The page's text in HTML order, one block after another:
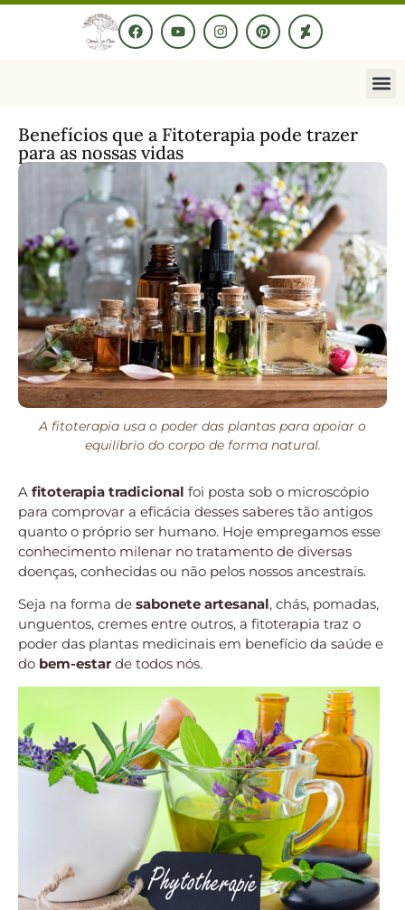
Benefícios que a Fitoterapia pode trazer
para as nossas vidas
A fitoterapia usa o poder das plantas para apoiar o
equilíbrio do corpo de forma natural.
A fitoterapia tradicional foi posta sob o microscópio
para comprovar a eficácia desses saberes tão antigos
quanto o próprio ser humano. Hoje empregamos esse
conhecimento milenar no tratamento de diversas
doenças, conhecidas ou não pelos nossos ancestrais.
Seja na forma de sabonete artesanal, chás, pomadas,
unguentos, cremes entre outros, a fitoterapia traz o
poder das plantas medicinais em benefício da saúde e
do bem-estar de todos nós.